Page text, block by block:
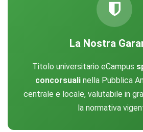
La Nostra
Titolo universitario eCampus
concorsuali nella Pubblica
centrale e locale, valutabile in
la normativa
Preferenze cookie
necessari sono sempre attivi perché
Cookie necessari
Indispensabili al funzionamento
sicurezza, preferenze tecniche).